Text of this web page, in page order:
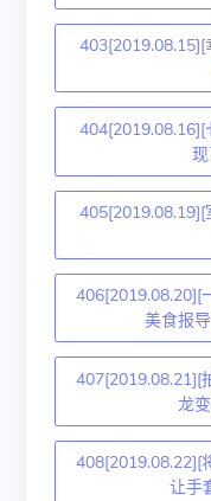
403[2019.08.15][
404[2019.08.16][
405[2019.08.19][
406[2019.08.20][
美食报
407[2019.08.21][
龙
408[2019.08.22][
让手